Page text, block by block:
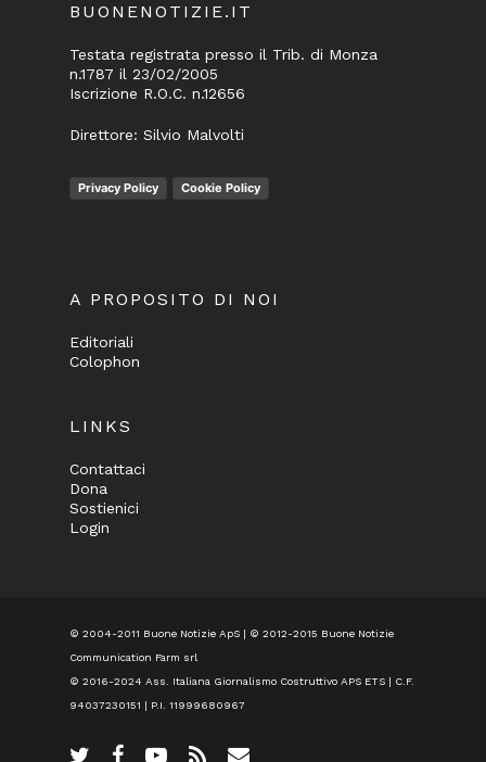
BUONENOTIZIE.IT
Testata registrata presso il Trib. di Monza
n.1787 il 23/02/2005
Iscrizione R.O.C. n.12656
Direttore: Silvio Malvolti
Privacy Policy Cookie Policy
A PROPOSITO DI NOI
Editoriali
Colophon
LINKS
Contattaci
Dona
Sostienici
Login
© 2004-2011 Buone Notizie ApS | © 2012-2015 Buone Notizie
Communication Farm srl
© 2016-2024 Ass. Italiana Giornalismo Costruttivo APS ETS | C.F.
94037230151 | P.I. 11999680967